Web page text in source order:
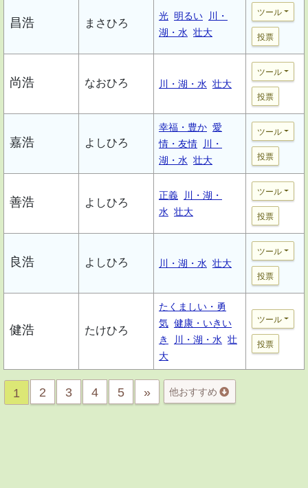
昌浩 まさひろ
光 明るい
川・
湖・水 壮大
ツール
投票
尚浩 なおひろ 川・湖・水 壮大
ツール
投票
嘉浩 よしひろ
幸福・豊か 愛
情・友情
川・
湖・水 壮大
ツール
投票
善浩 よしひろ
正義
川・湖・
水 壮大
ツール
投票
良浩 よしひろ 川・湖・水 壮大
ツール
投票
健浩 たけひろ
たくましい・勇
気 健康・いきい
き
川・湖・水 壮
大
ツール
投票
1 2 3 4 5 » 他おすすめ